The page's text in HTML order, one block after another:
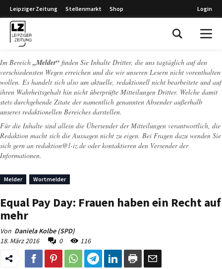
Leipziger Zeitung Stellenmarkt Shop Login
Im Bereich „Melder“ finden Sie Inhalte Dritter, die uns tagtäglich auf den
verschiedensten Wegen erreichen und die wir unseren Lesern nicht vorenthalten
wollen. Es handelt sich also um aktuelle, redaktionell nicht bearbeitete und auf
ihren Wahrheitsgehalt hin nicht überprüfte Mitteilungen Dritter. Welche damit
stets durchgehende Zitate der namentlich genannten Absender außerhalb
unseres redaktionellen Bereiches darstellen.
Für die Inhalte sind allein die Übersender der Mitteilungen verantwortlich, die
Redaktion macht sich die Aussagen nicht zu eigen. Bei Fragen dazu wenden Sie
sich gern an redaktion@l-iz.de oder kontaktieren den Versender der
Informationen.
Melder Wortmelder
Equal Pay Day: Frauen haben ein Recht auf
mehr
Von Daniela Kolbe (SPD)
18. März 2016
0 116